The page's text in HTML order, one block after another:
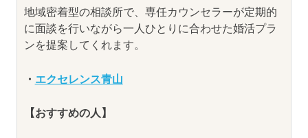
地域密着型の相談所で、専任カウンセラーが定期的
に面談を行いながら一人ひとりに合わせた婚活プラ
ンを提案してくれます。
・ エクセレンス青山
【おすすめの人】